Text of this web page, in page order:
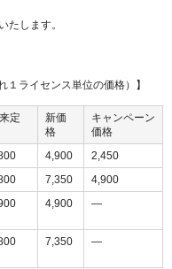
たします。
ライセンス単位の価格）】
定
新価
格
キャンペーン
価格
4,900
2,450
7,350
4,900
4,900 ―
7,350 ―